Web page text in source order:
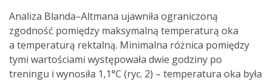
Analiza Blanda–Altmana ujawniła ograniczoną
zgodność pomiędzy maksymalną temperaturą oka
a temperaturą rektalną. Minimalna różnica pomiędzy
tymi wartościami występowała dwie godziny po
treningu i wynosiła 1,1°C (ryc. 2) – temperatura oka była